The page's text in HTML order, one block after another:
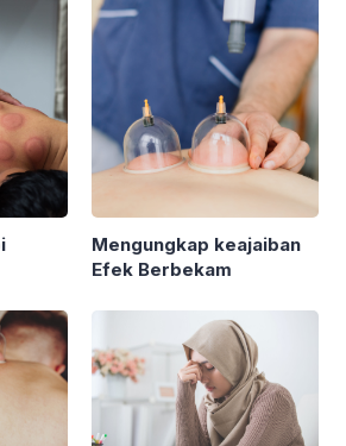
Mengungkap keajaiban
Efek Berbekam